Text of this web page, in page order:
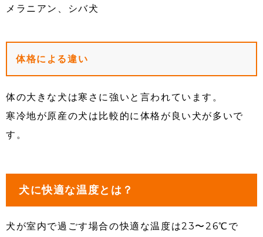
メラニアン、シバ犬
体格による違い
体の大きな犬は寒さに強いと言われています。
寒冷地が原産の犬は比較的に体格が良い犬が多いで
す。
犬に快適な温度とは？
犬が室内で過ごす場合の快適な温度は23〜26℃で